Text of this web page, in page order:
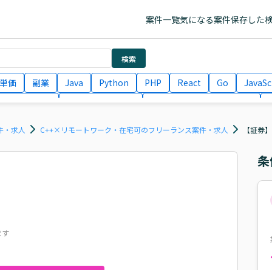
案件一覧気になる案件保存した
検索
価 副業 Java Python PHP React Go
月収100万円 業務委託
・求人 C++×リモートワーク・在宅可のフリーランス案件・求人 【証券
す